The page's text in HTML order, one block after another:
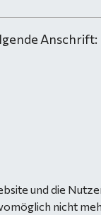
Anschrift:
und die
nicht